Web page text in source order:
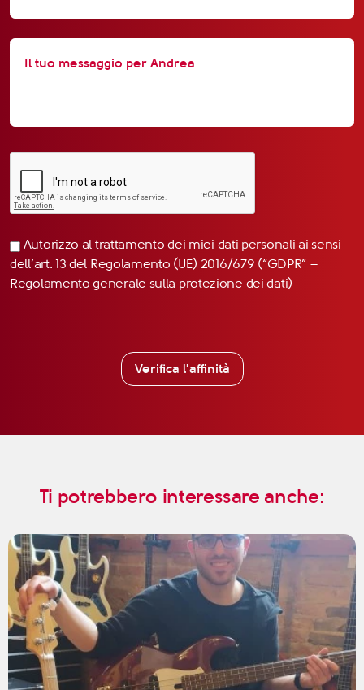
Autorizzo al trattamento dei miei dati personali ai sensi
dell’art. 13 del Regolamento (UE) 2016/679 (“GDPR” –
Regolamento generale sulla protezione dei dati)
Verifica l'affinità
Ti potrebbero interessare anche: